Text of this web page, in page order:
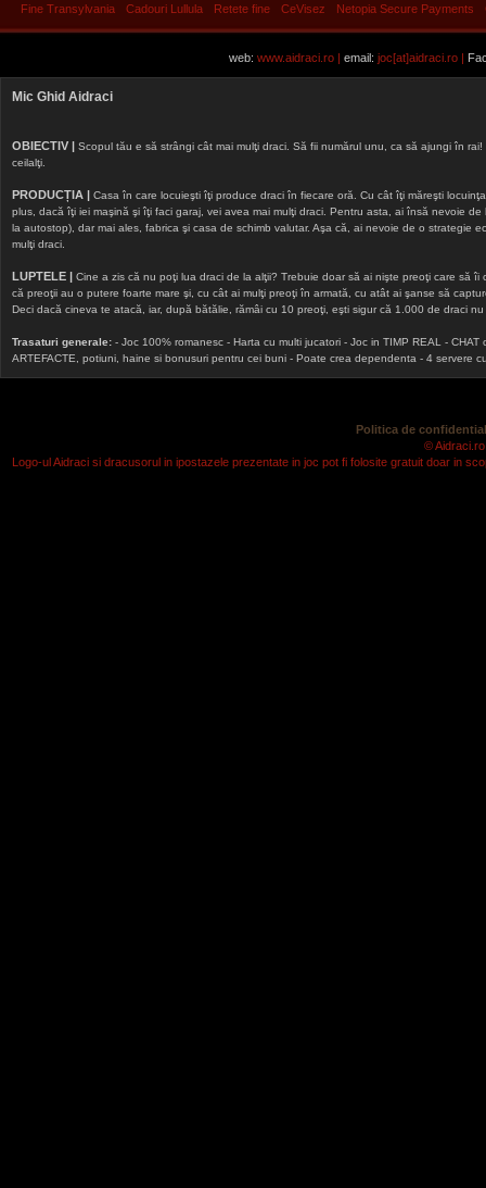
Fine Transylvania Cadouri Lullula Retete fine CeVisez Netopia Secure Payments
web: www.aidraci.ro | email: joc[at]aidraci.ro |
Mic Ghid Aidraci
OBIECTIV | Scopul tău e să strângi cât mai mulţi draci. Să fii numărul unu, ca să ajungi în
ceilalţi.
PRODUCȚIA | Casa în care locuieşti îţi produce draci în fiecare oră. Cu cât îţi măreşti
plus, dacă îţi iei maşină şi îţi faci garaj, vei avea mai mulţi draci. Pentru asta, ai însă nevoie
la autostop), dar mai ales, fabrica şi casa de schimb valutar. Aşa că, ai nevoie de o strategie
mulţi draci.
LUPTELE | Cine a zis că nu poţi lua draci de la alţii? Trebuie doar să ai nişte preoţi care să
că preoţii au o putere foarte mare şi, cu cât ai mulţi preoţi în armată, cu atât ai şanse să
Deci dacă cineva te atacă, iar, după bătălie, rămâi cu 10 preoţi, eşti sigur că 1.000 de draci
Trasaturi generale: - Joc 100% romanesc - Harta cu multi jucatori - Joc in TIMP REAL -
ARTEFACTE, potiuni, haine si bonusuri pentru cei buni - Poate crea dependenta - 4 servere
Politica de
©
Logo-ul Aidraci si dracusorul in ipostazele prezentate in joc pot fi folosite gratuit doar in